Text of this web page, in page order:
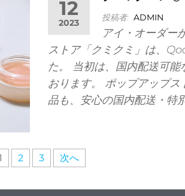
12
2023 投稿者: ADMIN
アイ・オーダー
ストア「クミクミ」は、
た。 当初は、国内配送可
おります。 ポップアップ
品も、安心の国内配送・特
2 3 次へ